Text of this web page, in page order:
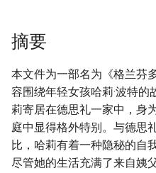
摘要
本文件为一部名为《格兰芬
容围绕年轻女孩哈莉·波特
莉寄居在德思礼一家中，身
庭中显得格外特别。与德思
比，哈莉有着一种隐秘的自
尽管她的生活充满了来自姨